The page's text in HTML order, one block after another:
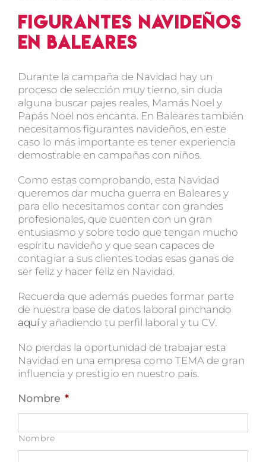
Figurantes navideños
en Baleares
Durante la campaña de Navidad hay un
proceso de selección muy tierno, sin duda
alguna buscar pajes reales, Mamás Noel y
Papás Noel nos encanta. En Baleares también
necesitamos figurantes navideños, en este
caso lo más importante es tener experiencia
demostrable en campañas con niños.
Como estas comprobando, esta Navidad
queremos dar mucha guerra en Baleares y
para ello necesitamos contar con grandes
profesionales, que cuenten con un gran
entusiasmo y sobre todo que tengan mucho
espíritu navideño y que sean capaces de
contagiar a sus clientes todas esas ganas de
ser feliz y hacer feliz en Navidad.
Recuerda que además puedes formar parte
de nuestra base de datos laboral pinchando
aquí y añadiendo tu perfil laboral y tu CV.
No pierdas la oportunidad de trabajar esta
Navidad en una empresa como TEMA de gran
influencia y prestigio en nuestro país.
Nombre *
Nombre